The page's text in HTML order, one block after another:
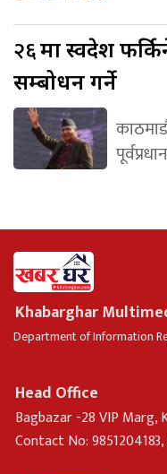
२६मा स्वदेश
सम्बोधन गर्ने
Khabarghar
Department of Information
Head Office
Bagbazar -28 VIP Marg,
Contact No: 9851204183,